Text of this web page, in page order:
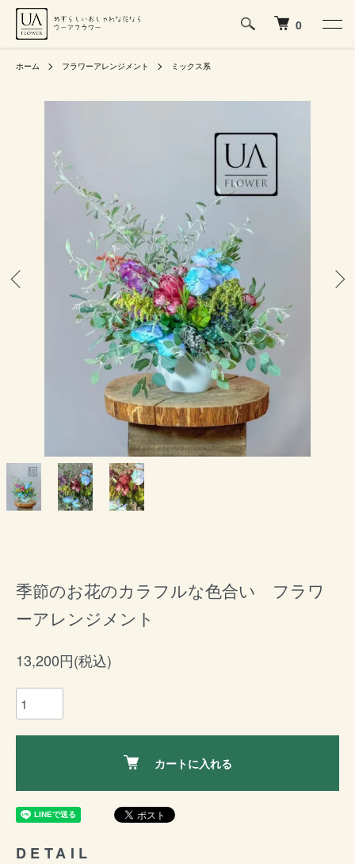
0
ホーム フラワーアレンジメント ミックス系
季節のお花のカラフルな色合い フラワ
ーアレンジメント
13,200円(税込)
カートに入れる
DETAIL